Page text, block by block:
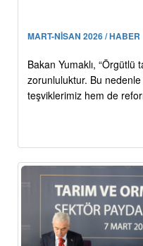
MART-NİSAN 2026 / HABER
Bakan Yumaklı, “Örgütlü
zorunluluktur. Bu
teşviklerimiz hem de